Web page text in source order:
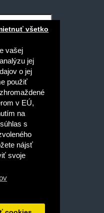
vašej
jej
o jej
použiť
v EÚ,
na
s
nájsť
svoje
všetko
s